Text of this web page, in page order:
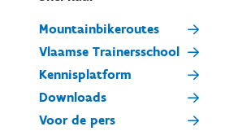
Mountainbikeroutes
Vlaamse Trainersschool
Kennisplatform
Downloads
Voor de pers